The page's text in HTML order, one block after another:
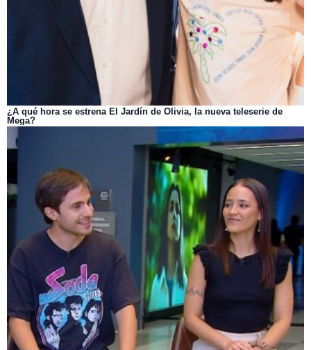
¿A qué hora se estrena El Jardín de Olivia, la nueva teleserie de
Mega?